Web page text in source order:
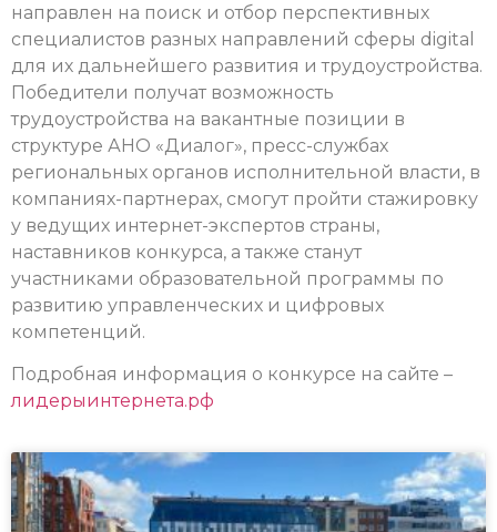
направлен на поиск и отбор перспективных
специалистов разных направлений сферы digital
для их дальнейшего развития и трудоустройства.
Победители получат возможность
трудоустройства на вакантные позиции в
структуре АНО «Диалог», пресс-службах
региональных органов исполнительной власти, в
компаниях-партнерах, смогут пройти стажировку
у ведущих интернет-экспертов страны,
наставников конкурса, а также станут
участниками образовательной программы по
развитию управленческих и цифровых
компетенций.
Подробная информация о конкурсе на сайте –
лидерыинтернета.рф